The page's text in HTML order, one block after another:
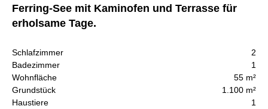
Ferring-See mit Kaminofen und Terrasse für
erholsame Tage.
Schlafzimmer
2
Badezimmer
1
Wohnfläche
55 m²
Grundstück
1.100 m²
Haustiere
1